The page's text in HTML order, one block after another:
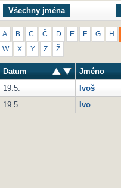
Všechny jména
A B C Č D E F G H
W X Y Z Ž
Datum Jméno
19.5.
Ivoš
19.5.
Ivo